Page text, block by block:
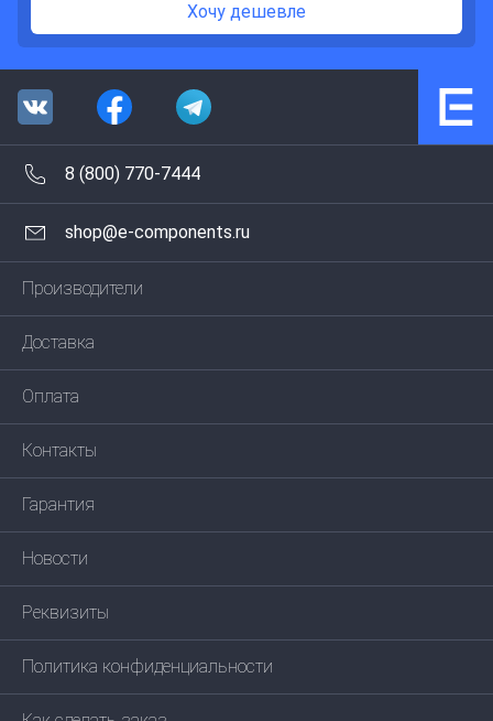
Хочу дешевле
8 (800) 770-7444
shop@e-components.ru
Производители
Доставка
Оплата
Контакты
Гарантия
Новости
Реквизиты
Политика конфиденциальности